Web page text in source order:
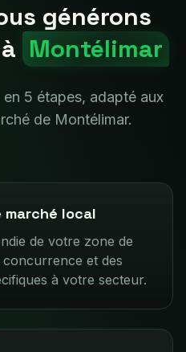
générons
à Montélimar
5 étapes, adapté aux
de Montélimar.
local
de votre zone de
et des
à votre secteur.